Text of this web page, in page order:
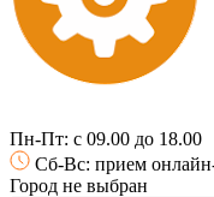
Пн-Пт: с 09.00 до 18.00
Сб-Вс: прием онлайн-
Город не выбран